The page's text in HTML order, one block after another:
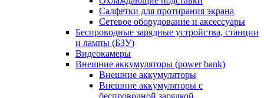
Салфетки для протирания экрана
Сетевое оборудование и аксессуары
Беспроводные зарядные устройства, станции
и лампы (БЗУ)
Видеокамеры
Внешние аккумуляторы (power bank)
Внешние аккумуляторы
Внешние аккумуляторы с
беспроводной зарядкой